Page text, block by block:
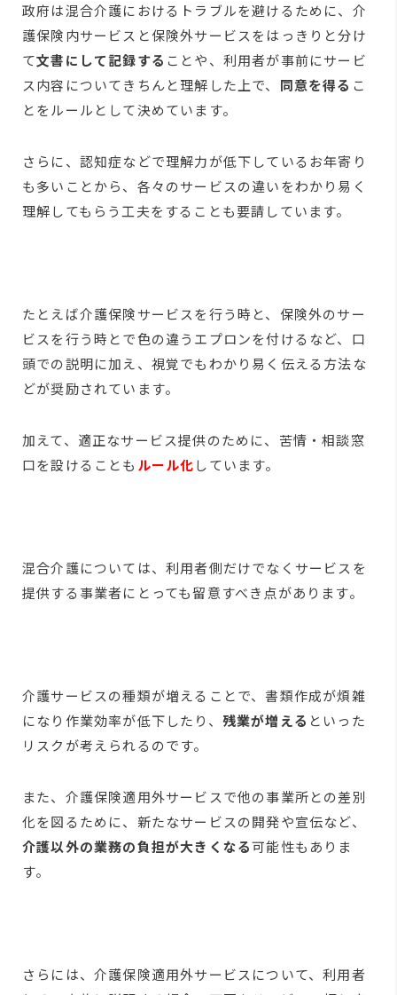
政府は混合介護におけるトラブルを避けるために、介
護保険内サービスと保険外サービスをはっきりと分け
て文書にして記録する ことや、利用者が事前にサービ
ス内容についてきちんと理解した上で、 同意を得る こ
とをルールとして決めています。
さらに、認知症などで理解力が低下しているお年寄り
も多いことから、各々のサービスの違いをわかり易く
理解してもらう工夫をすることも要請しています。
たとえば介護保険サービスを行う時と、保険外のサー
ビスを行う時とで色の違うエプロンを付けるなど、口
頭での説明に加え、視覚でもわかり易く伝える方法な
どが奨励されています。
加えて、適正なサービス提供のために、苦情・相談窓
口を設けることも ルール化しています。
混合介護については、利用者側だけでなくサービスを
提供する事業者にとっても留意すべき点があります。
介護サービスの種類が増えることで、書類作成が煩雑
になり作業効率が低下したり、 残業が増える といった
リスクが考えられるのです。
また、介護保険適用外サービスで他の事業所との差別
化を図るために、新たなサービスの開発や宣伝など、
介護以外の業務の負担が大きくなる可能性もありま
す。
さらには、介護保険適用外サービスについて、利用者